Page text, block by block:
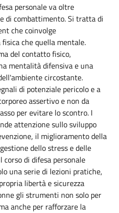
personale va oltre
di combattimento. Si tratta di
che coinvolge
che quella mentale.
del contatto fisico,
mentalità difensiva e una
circostante.
di potenziale pericolo e a
assertivo e non da
per evitare lo scontro. I
attenzione sullo sviluppo
il miglioramento della
dello stress e delle
di difesa personale
una serie di lezioni pratiche,
libertà e sicurezza
gli strumenti non solo per
anche per rafforzare la